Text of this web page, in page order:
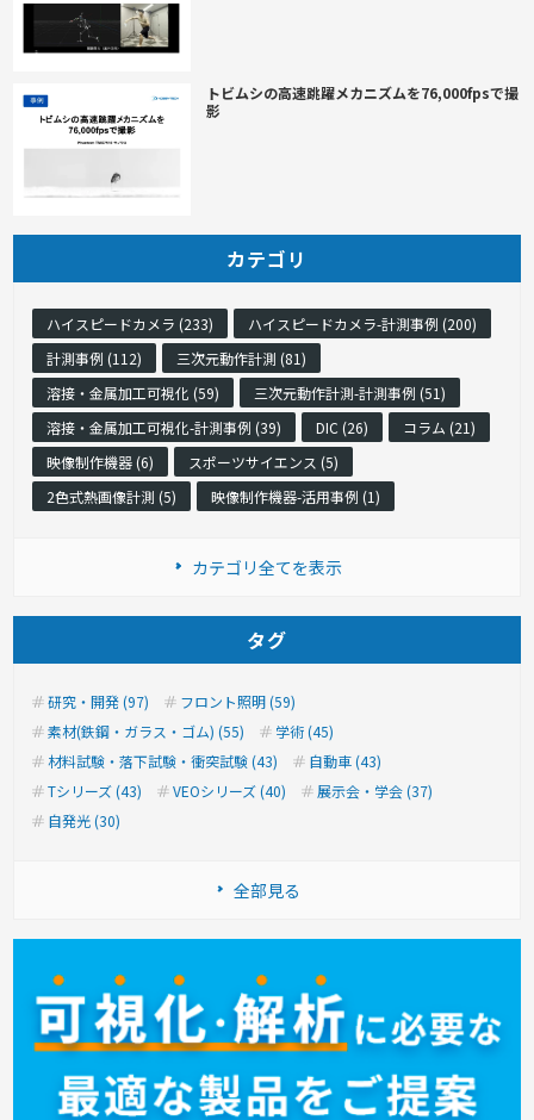
トビムシの高速跳躍メカニズムを76,000fpsで撮
影
カテゴリ
ハイスピードカメラ (233)
ハイスピードカメラ-計測事例 (200)
計測事例 (112)
三次元動作計測 (81)
溶接・金属加工可視化 (59)
三次元動作計測-計測事例 (51)
溶接・金属加工可視化-計測事例 (39)
DIC (26)
コラム (21)
映像制作機器 (6)
スポーツサイエンス (5)
2色式熱画像計測 (5)
映像制作機器-活用事例 (1)
カテゴリ全てを表示
タグ
研究・開発 (97)
フロント照明 (59)
素材(鉄鋼・ガラス・ゴム) (55)
学術 (45)
材料試験・落下試験・衝突試験 (43)
自動車 (43)
Tシリーズ (43)
VEOシリーズ (40)
展示会・学会 (37)
自発光 (30)
全部見る